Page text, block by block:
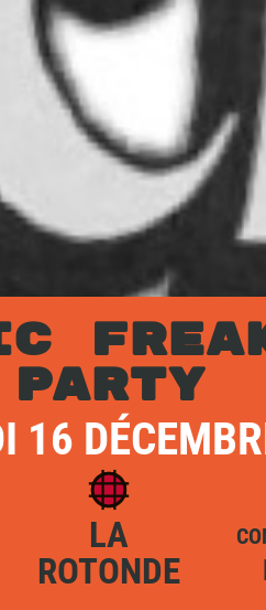
PARTY
16
LA
ROTONDE